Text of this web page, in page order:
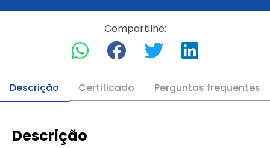
Compartilhe:
Descrição Certificado Perguntas frequentes
Descrição